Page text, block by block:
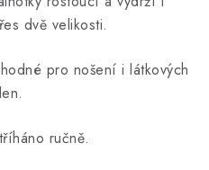
dvě velikosti.
pro nošení i látkových
ručně.